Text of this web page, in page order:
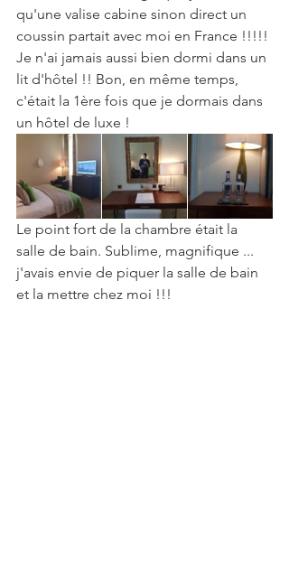
qu'une valise cabine sinon direct un
coussin partait avec moi en France !!!!!
Je n'ai jamais aussi bien dormi dans un
lit d'hôtel !! Bon, en même temps,
c'était la 1ère fois que je dormais dans
un hôtel de luxe !
Le point fort de la chambre était la
salle de bain. Sublime, magnifique ...
j'avais envie de piquer la salle de bain
et la mettre chez moi !!!